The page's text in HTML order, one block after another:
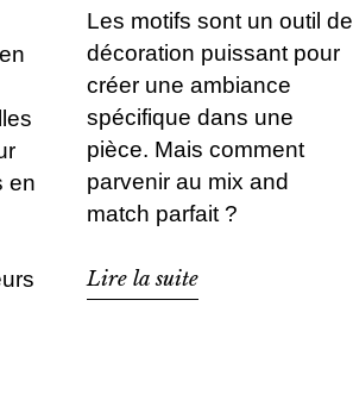
en
Les motifs sont un outil de
décoration puissant pour
créer une ambiance
spécifique dans une
pièce. Mais comment
parvenir au mix and
match parfait ?
Lire la suite